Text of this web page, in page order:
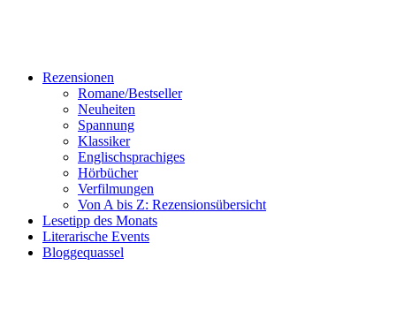
Rezensionen
Romane/Bestseller
Neuheiten
Spannung
Klassiker
Englischsprachiges
Hörbücher
Verfilmungen
Von A bis Z: Rezensionsübersicht
Lesetipp des Monats
Literarische Events
Bloggequassel